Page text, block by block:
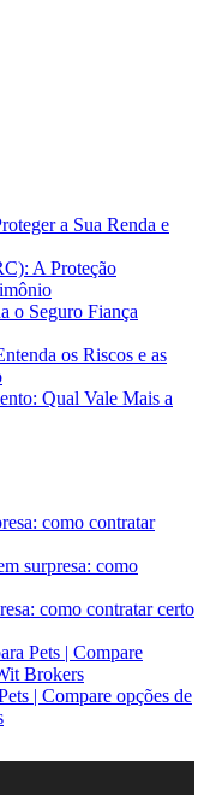
a Sua Renda e
A Proteção
o Seguro Fiança
os Riscos e as
Qual Vale Mais a
como contratar
surpresa: como
como contratar certo
Pets | Compare
Brokers
| Compare opções de